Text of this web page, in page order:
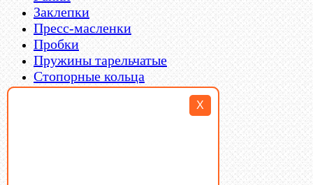
X
Заклепки
Пресс-масленки
Пробки
Пружины тарельчатые
Стопорные кольца
Такелаж